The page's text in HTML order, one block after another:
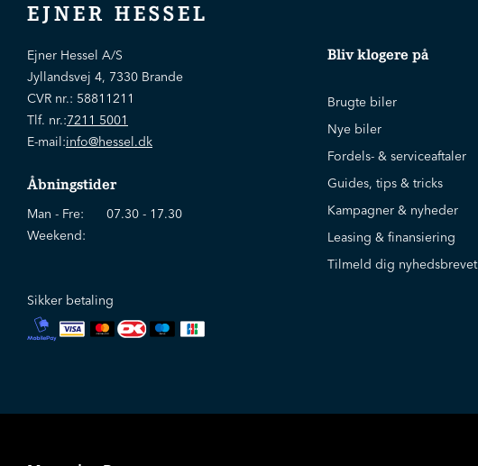
EJNER HESSEL
Ejner Hessel A/S
Jyllandsvej 4, 7330 Brande
CVR nr.: 58811211
Tlf. nr.:7211 5001
E-mail:info@hessel.dk
Åbningstider
Man - Fre:
07.30 - 17.30
Weekend:
Sikker betaling
Bliv klogere på
Brugte biler
Nye biler
Fordels- & serviceaftaler
Guides, tips & tricks
Kampagner & nyheder
Leasing & finansiering
Tilmeld dig nyhedsbrevet